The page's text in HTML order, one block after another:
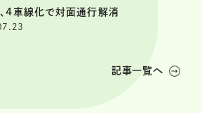
4車線化で対面通行解消
記事一覧へ